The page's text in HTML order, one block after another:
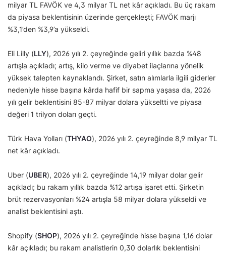
milyar TL FAVÖK ve 4,3 milyar TL net kâr açıkladı. Bu üç rakam
da piyasa beklentisinin üzerinde gerçekleşti; FAVÖK marjı
%3,1’den %3,9’a yükseldi.
Eli Lilly (LLY), 2026 yılı 2. çeyreğinde geliri yıllık bazda %48
artışla açıkladı; artış, kilo verme ve diyabet ilaçlarına yönelik
yüksek talepten kaynaklandı. Şirket, satın alımlarla ilgili giderler
nedeniyle hisse başına kârda hafif bir sapma yaşasa da, 2026
yılı gelir beklentisini 85-87 milyar dolara yükseltti ve piyasa
değeri 1 trilyon doları geçti.
Türk Hava Yolları (THYAO), 2026 yılı 2. çeyreğinde 8,9 milyar TL
net kâr açıkladı.
Uber (UBER), 2026 yılı 2. çeyreğinde 14,19 milyar dolar gelir
açıkladı; bu rakam yıllık bazda %12 artışa işaret etti. Şirketin
brüt rezervasyonları %24 artışla 58 milyar dolara yükseldi ve
analist beklentisini aştı.
Shopify (SHOP), 2026 yılı 2. çeyreğinde hisse başına 1,16 dolar
kâr açıkladı; bu rakam analistlerin 0,30 dolarlık beklentisini